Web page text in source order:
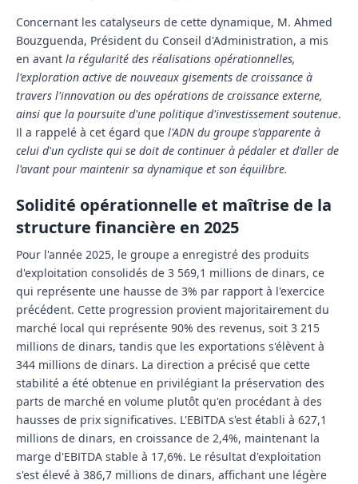
Concernant les catalyseurs de cette dynamique, M. Ahmed
Bouzguenda, Président du Conseil d'Administration, a mis
en avant la régularité des réalisations opérationnelles,
l'exploration active de nouveaux gisements de croissance à
travers l'innovation ou des opérations de croissance externe,
ainsi que la poursuite d'une politique d'investissement soutenue.
Il a rappelé à cet égard que l'ADN du groupe s'apparente à
celui d'un cycliste qui se doit de continuer à pédaler et d'aller de
l'avant pour maintenir sa dynamique et son équilibre.
Solidité opérationnelle et maîtrise de la
structure financière en 2025
Pour l'année 2025, le groupe a enregistré des produits
d'exploitation consolidés de 3 569,1 millions de dinars, ce
qui représente une hausse de 3% par rapport à l'exercice
précédent. Cette progression provient majoritairement du
marché local qui représente 90% des revenus, soit 3 215
millions de dinars, tandis que les exportations s'élèvent à
344 millions de dinars. La direction a précisé que cette
stabilité a été obtenue en privilégiant la préservation des
parts de marché en volume plutôt qu'en procédant à des
hausses de prix significatives. L'EBITDA s'est établi à 627,1
millions de dinars, en croissance de 2,4%, maintenant la
marge d'EBITDA stable à 17,6%. Le résultat d'exploitation
s'est élevé à 386,7 millions de dinars, affichant une légère